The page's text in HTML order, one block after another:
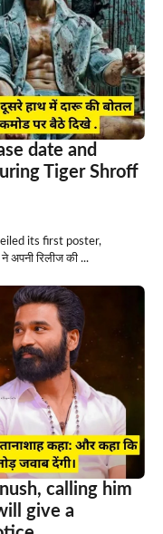
date and
Tiger Shroff
its first poster,
अपनी रिलीज की ...
calling him
give a